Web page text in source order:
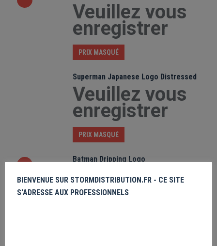
Veuillez vous
enregistrer
PRIX MASQUÉ
Superman Japanese Logo Distressed
Veuillez vous
enregistrer
PRIX MASQUÉ
Batman Dripping Logo
Veuillez vous
enregistrer
BIENVENUE SUR STORMDISTRIBUTION.FR - CE SITE
S'ADRESSE AUX PROFESSIONNELS